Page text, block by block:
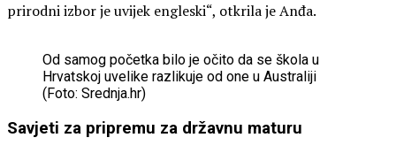
prirodni izbor je uvijek engleski“, otkrila je Anđa.
Od samog početka bilo je očito da se škola u
Hrvatskoj uvelike razlikuje od one u Australiji
(Foto: Srednja.hr)
Savjeti za pripremu za državnu maturu